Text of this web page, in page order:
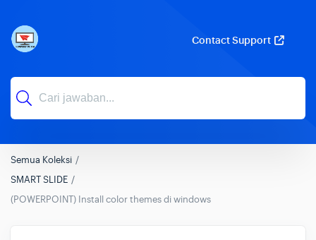
Contact Support
Semua Koleksi
SMART SLIDE
(POWERPOINT) Install color themes di windows